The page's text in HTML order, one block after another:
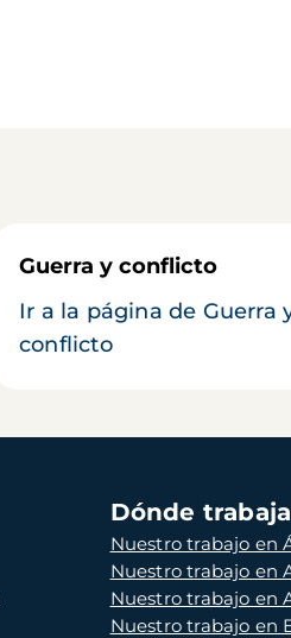
Guerra y conflicto
Ir a la página de Guerra
conflicto
Dónde
Nuestro trabajo en
Nuestro trabajo en
Nuestro trabajo en
Nuestro trabajo en